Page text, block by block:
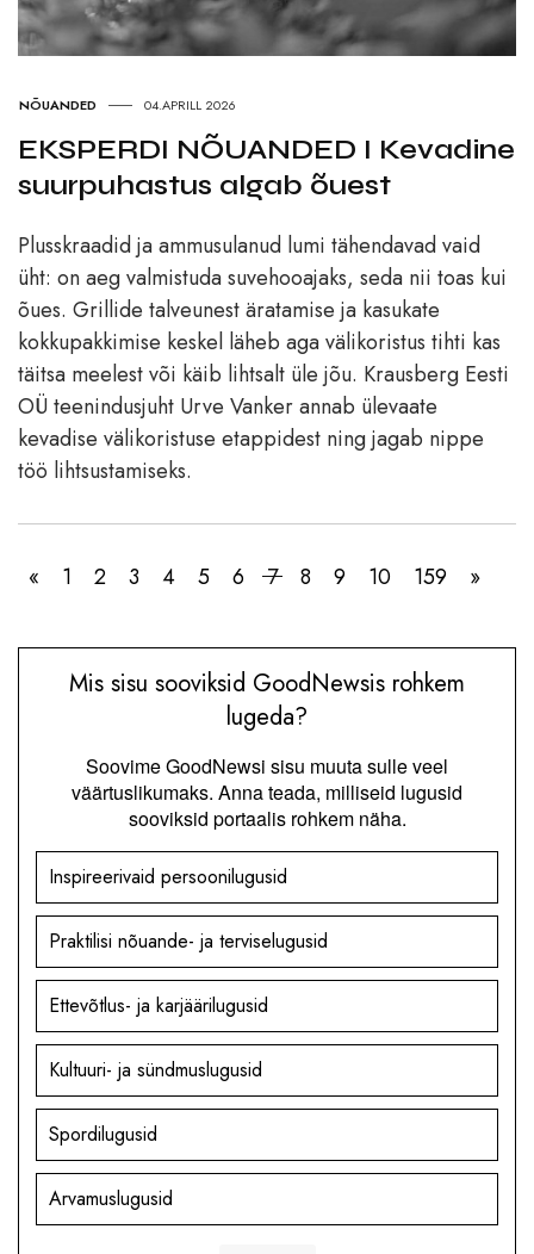
NÕUANDED 04.APRILL 2026
EKSPERDI NÕUANDED I Kevadine
suurpuhastus algab õuest
Plusskraadid ja ammusulanud lumi tähendavad vaid
üht: on aeg valmistuda suvehooajaks, seda nii toas kui
õues. Grillide talveunest äratamise ja kasukate
kokkupakkimise keskel läheb aga välikoristus tihti kas
täitsa meelest või käib lihtsalt üle jõu. Krausberg Eesti
OÜ teenindusjuht Urve Vanker annab ülevaate
kevadise välikoristuse etappidest ning jagab nippe
töö lihtsustamiseks.
« 1 2 3 4 5 6 7 8 9 10 159 »
Mis sisu sooviksid GoodNewsis rohkem
lugeda?
Soovime GoodNewsi sisu muuta sulle veel
väärtuslikumaks. Anna teada, milliseid lugusid
sooviksid portaalis rohkem näha.
Inspireerivaid persoonilugusid
Praktilisi nõuande- ja terviselugusid
Ettevõtlus- ja karjäärilugusid
Kultuuri- ja sündmuslugusid
Spordilugusid
Arvamuslugusid